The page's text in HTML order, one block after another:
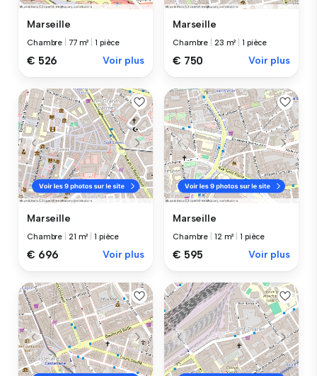
Marseille
Chambre 77 m² |1 pièce
€ 526 Voir plus
Marseille
Chambre 23 m² |1 pièce
€ 750 Voir plus
Marseille
Chambre 21 m² |1 pièce
€ 696 Voir plus
Marseille
Chambre 12 m² |1 pièce
€ 595 Voir plus